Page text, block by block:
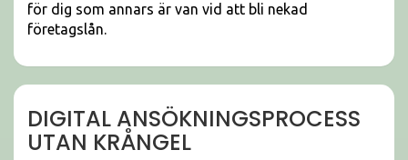
för dig som annars är van vid att bli nekad
företagslån.
DIGITAL ANSÖKNINGSPROCESS
UTAN KRÅNGEL